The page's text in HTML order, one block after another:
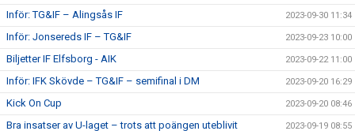
Inför: TG&IF – Alingsås IF 2023-09-30 11:34
Inför: Jonsereds IF – TG&IF 2023-09-23 10:00
Biljetter IF Elfsborg - AIK 2023-09-22 11:00
Inför: IFK Skövde – TG&IF – semifinal i DM 2023-09-20 16:29
Kick On Cup 2023-09-20 08:46
Bra insatser av U-laget – trots att poängen uteblivit 2023-09-19 08:55